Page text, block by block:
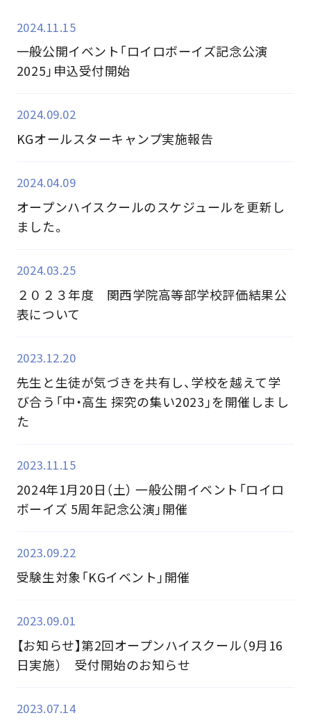
2024.11.15
一般公開イベント「ロイロボーイズ記念公演
2025」申込受付開始
2024.09.02
KGオールスターキャンプ実施報告
2024.04.09
オープンハイスクールのスケジュールを更新し
ました。
2024.03.25
２０２３年度 関西学院高等部学校評価結果公
表について
2023.12.20
先生と生徒が気づきを共有し、学校を越えて学
び合う「中・高生 探究の集い2023」を開催しまし
た
2023.11.15
2024年1月20日（土） 一般公開イベント「ロイロ
ボーイズ 5周年記念公演」開催
2023.09.22
受験生対象「KGイベント」開催
2023.09.01
【お知らせ】第2回オープンハイスクール（9月16
日実施） 受付開始のお知らせ
2023.07.14